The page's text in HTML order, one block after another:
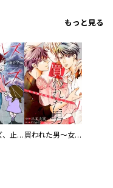
もっと見る
満タサレズ、止メラレズ 買われた男～女性限定快感セラピスト～【描き下ろしおまけ付き特装版】